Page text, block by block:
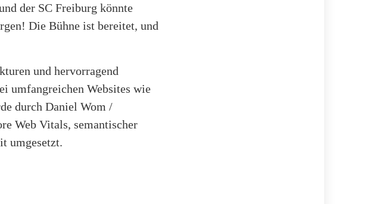
der SC Freiburg könnte
Die Bühne ist bereitet, und
und hervorragend
umfangreichen Websites wie
durch Daniel Wom /
Web Vitals, semantischer
umgesetzt.